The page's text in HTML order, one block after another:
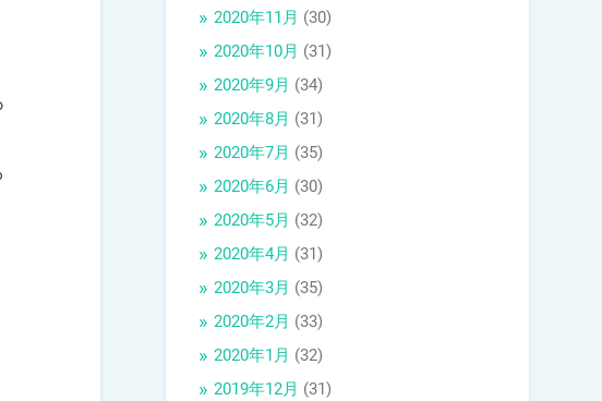
2020年11月 (30)
2020年10月 (31)
2020年9月 (34)
2020年8月 (31)
2020年7月 (35)
2020年6月 (30)
2020年5月 (32)
2020年4月 (31)
2020年3月 (35)
2020年2月 (33)
2020年1月 (32)
2019年12月 (31)